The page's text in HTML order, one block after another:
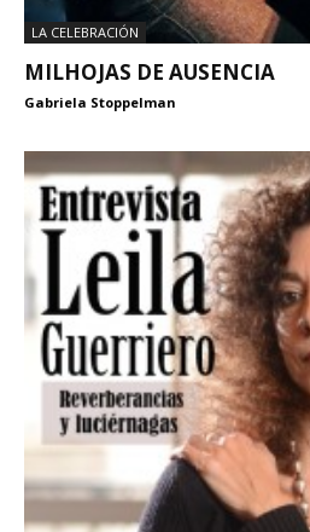
LA CELEBRACIÓN
MILHOJAS DE AUSENCIA
Gabriela Stoppelman